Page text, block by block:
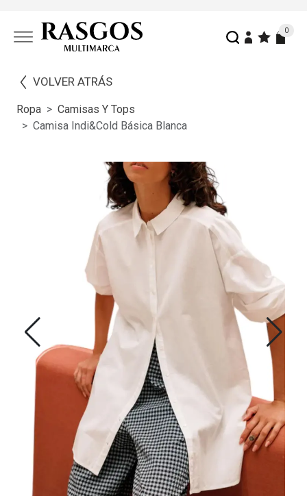
0
VOLVER ATRÁS
Ropa
Camisas Y Tops
Camisa Indi&cold Básica Blanca